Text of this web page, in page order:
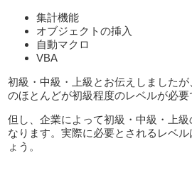
集計機能
オブジェクトの挿入
自動マクロ
VBA
初級・中級・上級とお伝えしましたが
のほとんどが初級程度のレベルが必要
但し、企業によって初級・中級・上
なります。実際に必要とされるレベ
ょう。